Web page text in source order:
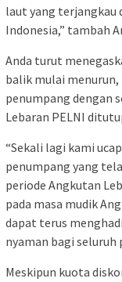
laut yang terjangkau
Indonesia,” tambah
Anda turut
balik mulai
penumpang dengan
Lebaran PELNI
“Sekali lagi kami
penumpang yang
periode Angkutan
pada masa mudik
dapat terus
nyaman bagi seluruh
Meskipun kuota